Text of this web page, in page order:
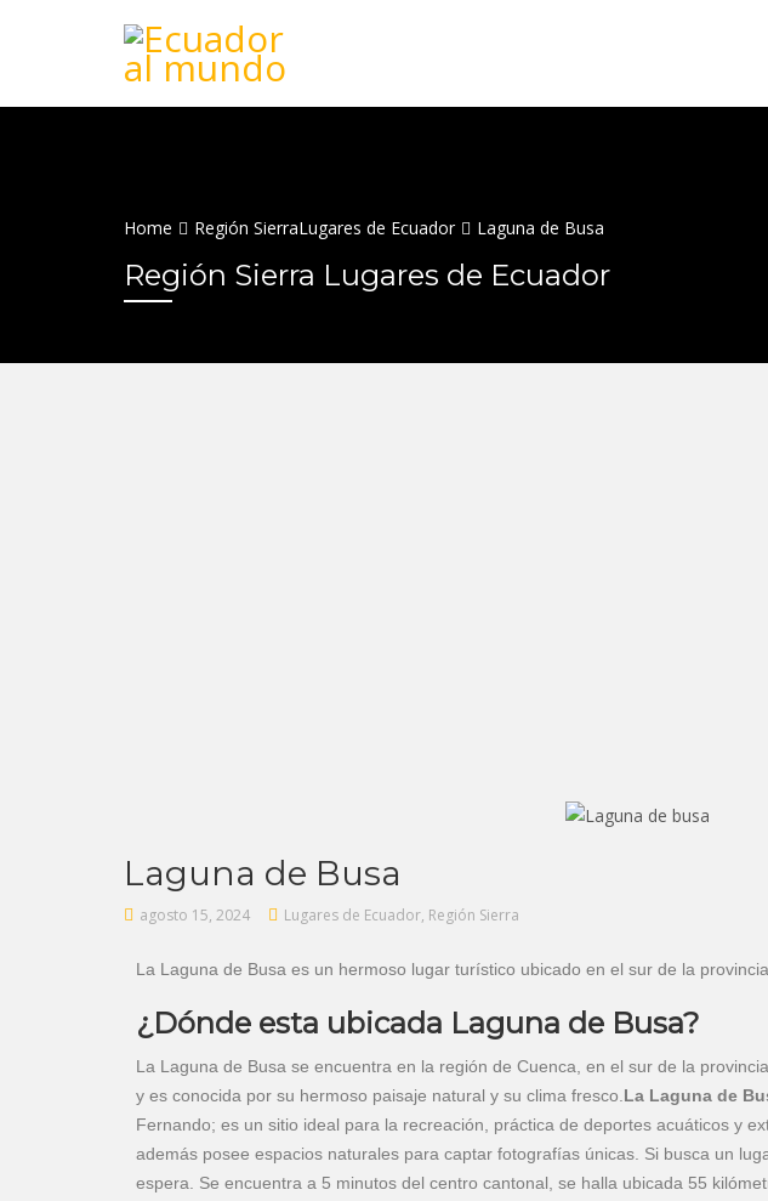
Home Región SierraLugares de Ecuador Laguna de Busa
Región Sierra Lugares de Ecuador
Laguna de Busa
agosto 15, 2024 Lugares de Ecuador, Región Sierra
La Laguna de Busa es un hermoso lugar turístico ubicado en el sur de la
¿Dónde esta ubicada Laguna de Busa?
La Laguna de Busa se encuentra en la región de Cuenca, en el sur de la
y es conocida por su hermoso paisaje natural y su clima fresco.La Laguna de
Fernando; es un sitio ideal para la recreación, práctica de deportes acuáticos y
además posee espacios naturales para captar fotografías únicas. Si busca un
espera. Se encuentra a 5 minutos del centro cantonal, se halla ubicada 55